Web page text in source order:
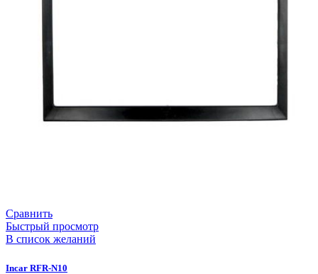
Сравнить
Быстрый просмотр
В список желаний
Incar RFR-N10